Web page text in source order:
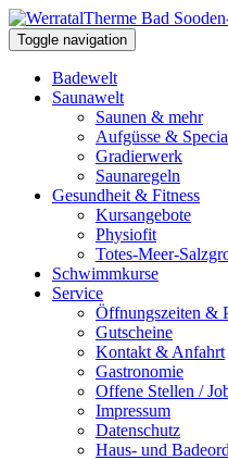
Toggle navigation
Badewelt
Saunawelt
Saunen & mehr
Aufgüsse &
Gradierwerk
Saunaregeln
Gesundheit & Fitness
Kursangebote
Physiofit
Totes-Meer-
Schwimmkurse
Service
Öffnungszeiten &
Gutscheine
Kontakt & Anfahrt
Gastronomie
Offene Stellen /
Impressum
Datenschutz
Haus- und